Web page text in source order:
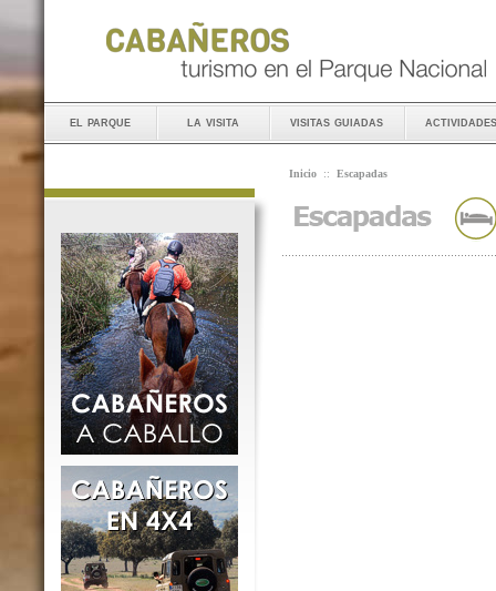
el parque la visita visitas guiadas actividades
Inicio :: Escapadas